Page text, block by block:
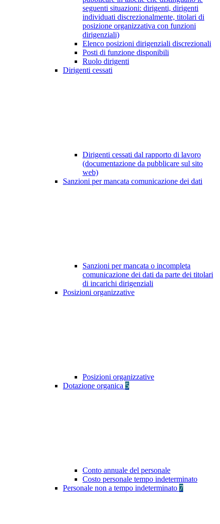
seguenti situazioni: dirigenti, dirigenti
individuati discrezionalmente, titolari di
posizione organizzativa con funzioni
dirigenziali)
Elenco posizioni dirigenziali discrezionali
Posti di funzione disponibili
Ruolo dirigenti
Dirigenti cessati
Dirigenti cessati dal rapporto di lavoro
(documentazione da pubblicare sul sito
web)
Sanzioni per mancata comunicazione dei dati
Sanzioni per mancata o incompleta
comunicazione dei dati da parte dei titolari
di incarichi dirigenziali
Posizioni organizzative
Posizioni organizzative
Dotazione organica 5
Conto annuale del personale
Costo personale tempo indeterminato
Personale non a tempo indeterminato 7